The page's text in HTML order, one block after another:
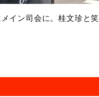
イン司会に。桂文珍と笑